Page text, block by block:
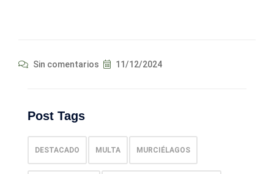
Sin comentarios 11/12/2024
Post Tags
DESTACADO MULTA MURCIÉLAGOS